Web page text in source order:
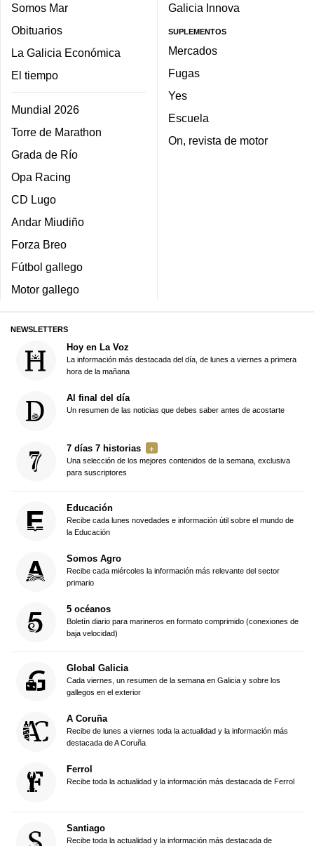
Somos Mar
Obituarios
La Galicia Económica
El tiempo
Mundial 2026
Torre de Marathon
Grada de Río
Opa Racing
CD Lugo
Andar Miudiño
Forza Breo
Fútbol gallego
Motor gallego
Galicia Innova
SUPLEMENTOS
Mercados
Fugas
Yes
Escuela
On, revista de motor
NEWSLETTERS
Hoy en La Voz
La información más destacada del día, de lunes a viernes a primera
hora de la mañana
Al final del día
Un resumen de las noticias que debes saber antes de acostarte
7 días 7 historias
Una selección de los mejores contenidos de la semana, exclusiva
para suscriptores
Educación
Recibe cada lunes novedades e información útil sobre el mundo de
la Educación
Somos Agro
Recibe cada miércoles la información más relevante del sector
primario
5 océanos
Boletín diario para marineros en formato comprimido (conexiones de
baja velocidad)
Global Galicia
Cada viernes, un resumen de la semana en Galicia y sobre los
gallegos en el exterior
A Coruña
Recibe de lunes a viernes toda la actualidad y la información más
destacada de A Coruña
Ferrol
Recibe toda la actualidad y la información más destacada de Ferrol
Santiago
Recibe toda la actualidad y la información más destacada de